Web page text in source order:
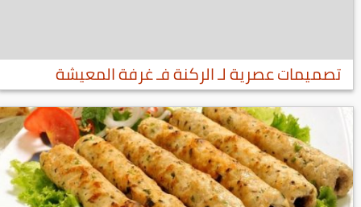
تصميمات عصرية لـ الركنة فـ غرفة المعيشة